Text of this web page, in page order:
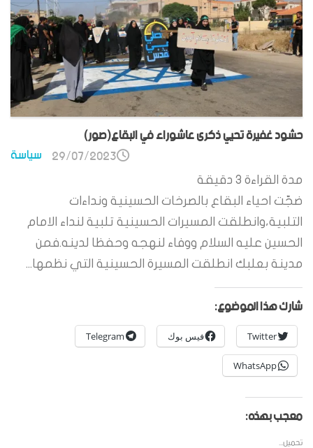
حشود غفيرة تحيي ذكرى عاشوراء في البقاع(صور)
سياسة 29/07/2023
مدة القراءة 3 دقيقة
ضجّت احياء البقاع بالصرخات الحسينية ونداءات
التلبية،وانطلقت المسيرات الحسينية تلبية لنداء الامام
الحسين عليه السلام ووفاء لنهجه وحفظا لدينه.فمن
مدينة بعلبك انطلقت المسيرة الحسينية التي نظمها...
شارك هذا الموضوع:
Twitter فيس بوك Telegram
WhatsApp
معجب بهذه:
تحميل...